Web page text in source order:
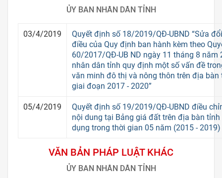
ỦY BAN NHÂN DÂN TỈNH
03/4/2019
Quyết định số 18/2019/QĐ-UBND “Sửa
điều của Quy định ban hành kèm theo
60/2017/QĐ-UB ND ngày 11 tháng 8 năm
nhân dân tỉnh quy định một số vấn đề
văn minh đô thị và nông thôn trên địa bàn
giai đoạn 2017 - 2020”
05/4/2019
Quyết định số 19/2019/QĐ-UBND điều
nội dung tại Bảng giá đất trên địa bàn
dụng trong thời gian 05 năm (2015 - 2019)
VĂN BẢN PHÁP LUẬT KHÁC
ỦY BAN NHÂN DÂN TỈNH